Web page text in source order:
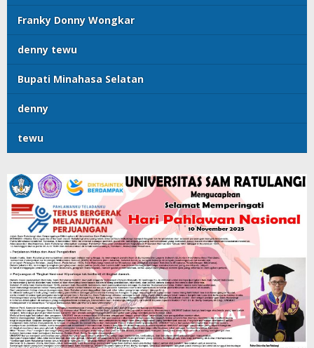
Franky Donny Wongkar
denny tewu
Bupati Minahasa Selatan
denny
tewu